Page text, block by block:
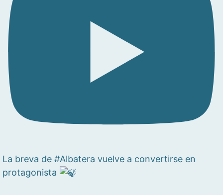
La breva de #Albatera vuelve a convertirse en
protagonista